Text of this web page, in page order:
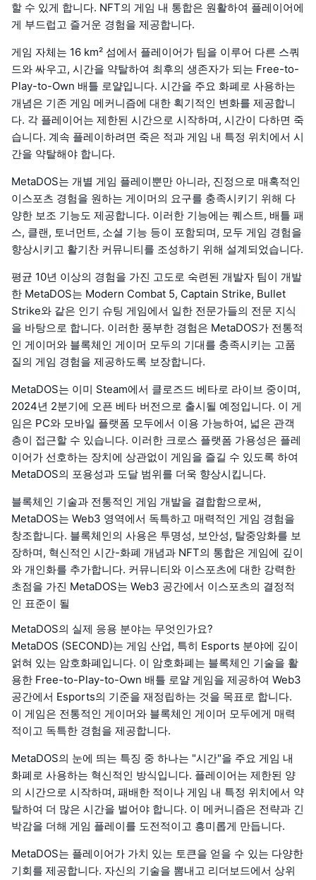
할 수 있게 합니다. NFT의 게임 내 통합은 원활하여 플레이어에
게 부드럽고 즐거운 경험을 제공합니다.
게임 자체는 16 km² 섬에서 플레이어가 팀을 이루어 다른 스쿼
드와 싸우고, 시간을 약탈하여 최후의 생존자가 되는 Free-to-
Play-to-Own 배틀 로얄입니다. 시간을 주요 화폐로 사용하는
개념은 기존 게임 메커니즘에 대한 획기적인 변화를 제공합니
다. 각 플레이어는 제한된 시간으로 시작하며, 시간이 다하면 죽
습니다. 계속 플레이하려면 죽은 적과 게임 내 특정 위치에서 시
간을 약탈해야 합니다.
MetaDOS는 개별 게임 플레이뿐만 아니라, 진정으로 매혹적인
이스포츠 경험을 원하는 게이머의 요구를 충족시키기 위해 다
양한 보조 기능도 제공합니다. 이러한 기능에는 퀘스트, 배틀 패
스, 클랜, 토너먼트, 소셜 기능 등이 포함되며, 모두 게임 경험을
향상시키고 활기찬 커뮤니티를 조성하기 위해 설계되었습니다.
평균 10년 이상의 경험을 가진 고도로 숙련된 개발자 팀이 개발
한 MetaDOS는 Modern Combat 5, Captain Strike, Bullet
Strike와 같은 인기 슈팅 게임에서 일한 전문가들의 전문 지식
을 바탕으로 합니다. 이러한 풍부한 경험은 MetaDOS가 전통적
인 게이머와 블록체인 게이머 모두의 기대를 충족시키는 고품
질의 게임 경험을 제공하도록 보장합니다.
MetaDOS는 이미 Steam에서 클로즈드 베타로 라이브 중이며,
2024년 2분기에 오픈 베타 버전으로 출시될 예정입니다. 이 게
임은 PC와 모바일 플랫폼 모두에서 이용 가능하여, 넓은 관객
층이 접근할 수 있습니다. 이러한 크로스 플랫폼 가용성은 플레
이어가 선호하는 장치에 상관없이 게임을 즐길 수 있도록 하여
MetaDOS의 포용성과 도달 범위를 더욱 향상시킵니다.
블록체인 기술과 전통적인 게임 개발을 결합함으로써,
MetaDOS는 Web3 영역에서 독특하고 매력적인 게임 경험을
창조합니다. 블록체인의 사용은 투명성, 보안성, 탈중앙화를 보
장하며, 혁신적인 시간-화폐 개념과 NFT의 통합은 게임에 깊이
와 개인화를 추가합니다. 커뮤니티와 이스포츠에 대한 강력한
초점을 가진 MetaDOS는 Web3 공간에서 이스포츠의 결정적
인 표준이 될
MetaDOS의 실제 응용 분야는 무엇인가요?
MetaDOS (SECOND)는 게임 산업, 특히 Esports 분야에 깊이
얽혀 있는 암호화폐입니다. 이 암호화폐는 블록체인 기술을 활
용한 Free-to-Play-to-Own 배틀 로얄 게임을 제공하여 Web3
공간에서 Esports의 기준을 재정립하는 것을 목표로 합니다.
이 게임은 전통적인 게이머와 블록체인 게이머 모두에게 매력
적이고 독특한 경험을 제공합니다.
MetaDOS의 눈에 띄는 특징 중 하나는 "시간"을 주요 게임 내
화폐로 사용하는 혁신적인 방식입니다. 플레이어는 제한된 양
의 시간으로 시작하며, 패배한 적이나 게임 내 특정 위치에서 약
탈하여 더 많은 시간을 벌어야 합니다. 이 메커니즘은 전략과 긴
박감을 더해 게임 플레이를 도전적이고 흥미롭게 만듭니다.
MetaDOS는 플레이어가 가치 있는 토큰을 얻을 수 있는 다양한
기회를 제공합니다. 자신의 기술을 뽐내고 리더보드에서 상위